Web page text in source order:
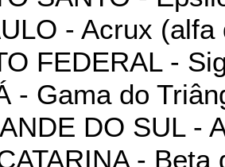
- Acrux
FEDERAL -
- Gama do
DO SUL -
-